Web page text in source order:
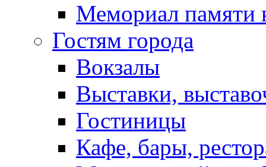
Мемориал памяти
Гостям города
Вокзалы
Выставки,
Гостиницы
Кафе, бары,